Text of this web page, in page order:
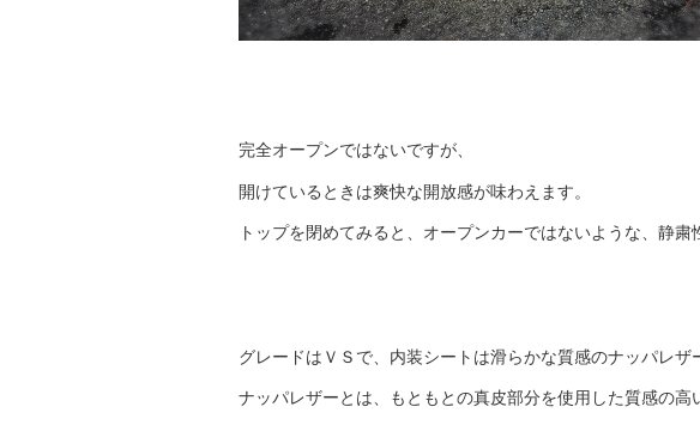
完全オープンではないですが、
開けているときは爽快な開放感が味わえます。
トップを閉めてみると、オープンカーではないような、静粛
グレードはＶＳで、内装シートは滑らかな質感のナッパレザ
ナッパレザーとは、もともとの真皮部分を使用した質感の高